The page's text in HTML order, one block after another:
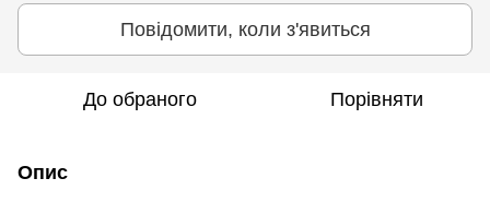
Повідомити, коли з'явиться
До обраного Порівняти
Опис